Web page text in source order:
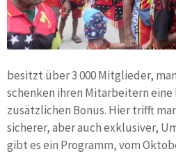
besitzt über 3 000 Mitglieder,
schenken ihren Mitarbeitern
zusätzlichen Bonus. Hier trifft
sicherer, aber auch exklusiver,
gibt es ein Programm, vom